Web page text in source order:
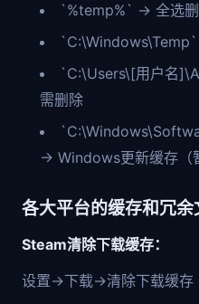
`%temp%` → 全选删
`C:\Users\[用户名
需删除
→ Windows更新缓存（
各大平台的缓存和冗余
Steam清除下载缓存：
设置→下载→清除下载缓存